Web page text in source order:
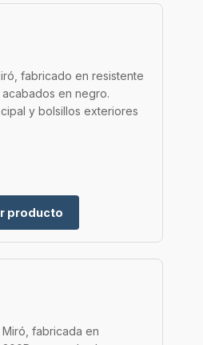
fabricado en resistente
en negro.
y bolsillos exteriores
producto
fabricada en